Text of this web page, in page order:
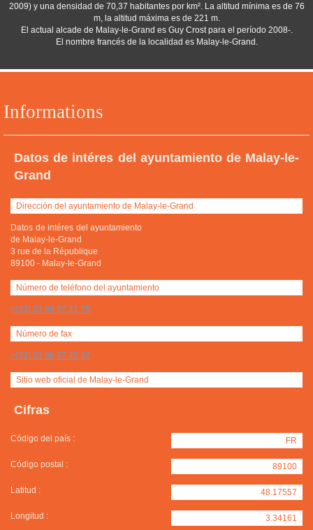
Informations
Datos de intéres del ayuntamiento de Malay-le-
Grand
Dirección del ayuntamiento de Malay-le-Grand
Datos de intéres del ayuntamiento
de Malay-le-Grand
3 rue de la République
89100 - Malay-le-Grand
Número de teléfono del ayuntamiento
+(33) 03 86 97 21 75
Número de fax
+(33) 03 86 97 22 92
Sitio web oficial de Malay-le-Grand
Cifras
Código del país : FR
Código postal : 89100
Latitud : 48.17557
Longitud : 3.34161
2009) y una densidad de 70,37 habitantes por km². La altitud mínima es de 76
m, la altitud máxima es de 221 m.
El actual alcade de Malay-le-Grand es Guy Crost para el período 2008-.
El nombre francés de la localidad es Malay-le-Grand.